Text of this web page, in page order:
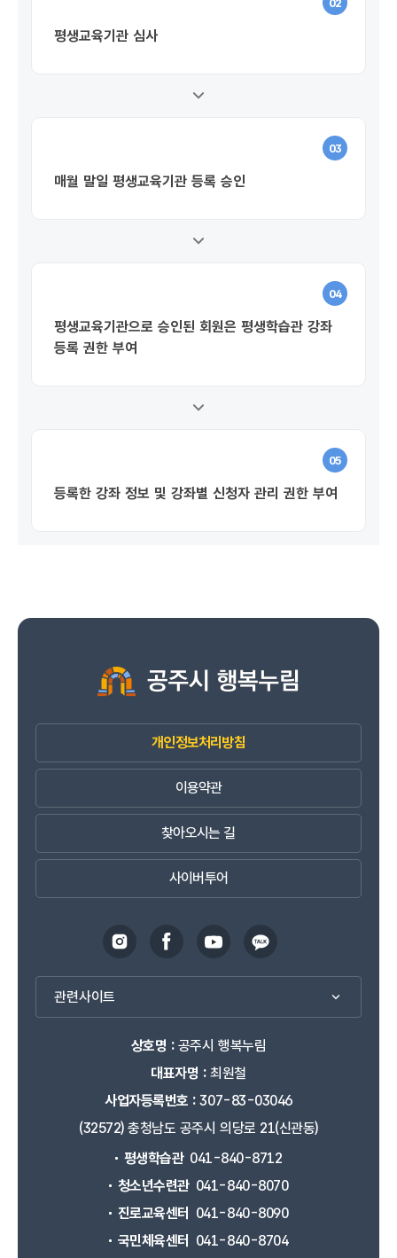
02
평생교육기관 심사
03
매월 말일 평생교육기관 등록 승인
04
평생교육기관으로 승인된 회원은 평생학습관 강좌
등록 권한 부여
05
등록한 강좌 정보 및 강좌별 신청자 관리 권한 부여
개인정보처리방침
이용약관
찾아오시는 길
사이버투어
관련사이트
상호명 :공주시 행복누림
대표자명 :최원철
사업자등록번호 :307-83-03046
(32572) 충청남도 공주시 의당로 21(신관동)
평생학습관 041-840-8712
청소년수련관 041-840-8070
진로교육센터
041-840-8090
국민체육센터
041-840-8704